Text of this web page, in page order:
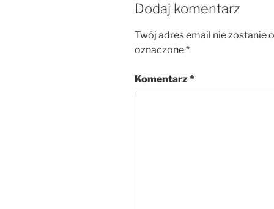
Dodaj komentarz
Twój adres email nie zostanie
oznaczone*
Komentarz *